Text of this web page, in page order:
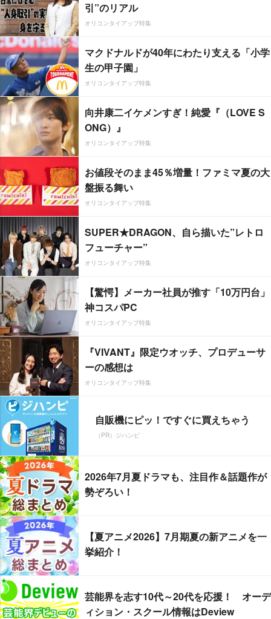
引”のリアル
オリコンタイアップ特集
マクドナルドが40年にわたり支える「小学
生の甲子園」
オリコンタイアップ特集
向井康二イケメンすぎ！純愛『（LOVE S
ONG）』
オリコンタイアップ特集
お値段そのまま45％増量！ファミマ夏の大
盤振る舞い
オリコンタイアップ特集
SUPER★DRAGON、自ら描いた”レトロ
フューチャー”
オリコンタイアップ特集
【驚愕】メーカー社員が推す「10万円台」
神コスパPC
オリコンタイアップ特集
『VIVANT』限定ウオッチ、プロデューサ
ーの感想は
オリコンタイアップ特集
自販機にピッ！ですぐに買えちゃう
（PR）ジハンピ
2026年7月夏ドラマも、注目作＆話題作が
勢ぞろい！
【夏アニメ2026】7月期夏の新アニメを一
挙紹介！
芸能界を志す10代～20代を応援！ オーデ
ィション・スクール情報はDeview